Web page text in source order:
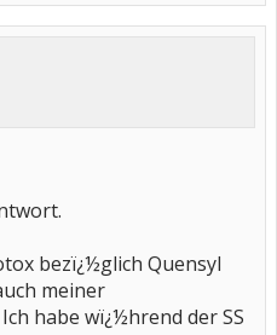
bezï¿½glich Quensyl
meiner
habe wï¿½hrend der SS